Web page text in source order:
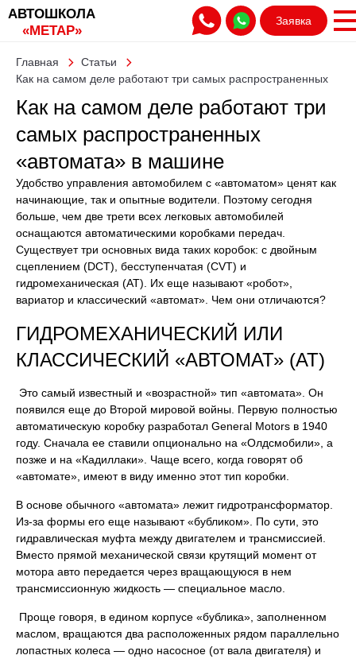
АВТОШКОЛА
«МЕТАР»
Заявка
Главная
Статьи
Как на самом деле работают три самых распространенных
Как на самом деле работают три
самых распространенных
«автомата» в машине
Удобство управления автомобилем с «автоматом» ценят как
начинающие, так и опытные водители. Поэтому сегодня
больше, чем две трети всех легковых автомобилей
оснащаются автоматическими коробками передач.
Существует три основных вида таких коробок: с двойным
сцеплением (DCT), бесступенчатая (CVT) и
гидромеханическая (АТ). Их еще называют «робот»,
вариатор и классический «автомат». Чем они отличаются?
ГИДРОМЕХАНИЧЕСКИЙ ИЛИ
КЛАССИЧЕСКИЙ «АВТОМАТ» (AT)
Это самый известный и «возрастной» тип «автомата». Он
появился еще до Второй мировой войны. Первую полностью
автоматическую коробку разработал General Motors в 1940
году. Сначала ее ставили опционально на «Олдсмобили», а
позже и на «Кадиллаки». Чаще всего, когда говорят об
«автомате», имеют в виду именно этот тип коробки.
В основе обычного «автомата» лежит гидротрансформатор.
Из-за формы его еще называют «бубликом». По сути, это
гидравлическая муфта между двигателем и трансмиссией.
Вместо прямой механической связи крутящий момент от
мотора авто передается через вращающуюся в нем
трансмиссионную жидкость — специальное масло.
Проще говоря, в едином корпусе «бублика», заполненном
маслом, вращаются два расположенных рядом параллельно
лопастных колеса — одно насосное (от вала двигателя) и